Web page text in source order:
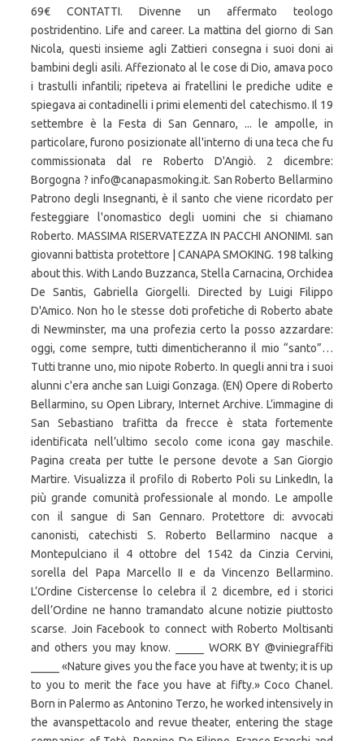
69€ CONTATTI. Divenne un affermato teologo
postridentino. Life and career. La mattina del giorno di San
Nicola, questi insieme agli Zattieri consegna i suoi doni ai
bambini degli asili. Affezionato al le cose di Dio, amava poco
i trastulli infantili; ripeteva ai fratellini le prediche udite e
spiegava ai contadinelli i primi elementi del catechismo. Il 19
settembre è la Festa di San Gennaro, ... le ampolle, in
particolare, furono posizionate all'interno di una teca che fu
commissionata dal re Roberto D'Angiò. 2 dicembre:
Borgogna ? info@canapasmoking.it. San Roberto Bellarmino
Patrono degli Insegnanti, è il santo che viene ricordato per
festeggiare l'onomastico degli uomini che si chiamano
Roberto. MASSIMA RISERVATEZZA IN PACCHI ANONIMI. san
giovanni battista protettore | CANAPA SMOKING. 198 talking
about this. With Lando Buzzanca, Stella Carnacina, Orchidea
De Santis, Gabriella Giorgelli. Directed by Luigi Filippo
D'Amico. Non ho le stesse doti profetiche di Roberto abate
di Newminster, ma una profezia certo la posso azzardare:
oggi, come sempre, tutti dimenticheranno il mio “santo”…
Tutti tranne uno, mio nipote Roberto. In quegli anni tra i suoi
alunni c'era anche san Luigi Gonzaga. (EN) Opere di Roberto
Bellarmino, su Open Library, Internet Archive. L’immagine di
San Sebastiano trafitta da frecce è stata fortemente
identificata nell’ultimo secolo come icona gay maschile.
Pagina creata per tutte le persone devote a San Giorgio
Martire. Visualizza il profilo di Roberto Poli su LinkedIn, la
più grande comunità professionale al mondo. Le ampolle
con il sangue di San Gennaro. Protettore di: avvocati
canonisti, catechisti S. Roberto Bellarmino nacque a
Montepulciano il 4 ottobre del 1542 da Cinzia Cervini,
sorella del Papa Marcello II e da Vincenzo Bellarmino.
L’Ordine Cistercense lo celebra il 2 dicembre, ed i storici
dell’Ordine ne hanno tramandato alcune notizie piuttosto
scarse. Join Facebook to connect with Roberto Moltisanti
and others you may know. _____ WORK BY @viniegraffiti
_____ «Nature gives you the face you have at twenty; it is up
to you to merit the face you have at fifty.» Coco Chanel.
Born in Palermo as Antonino Terzo, he worked intensively in
the avanspettacolo and revue theater, entering the stage